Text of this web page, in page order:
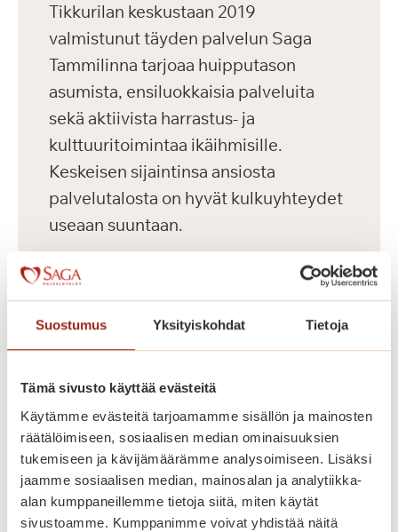
Suostumus Yksityiskohdat Tietoja
Tämä sivusto käyttää evästeitä
Käytämme evästeitä tarjoamamme sisällön ja mainosten
räätälöimiseen, sosiaalisen median ominaisuuksien
tukemiseen ja kävijämäärämme analysoimiseen. Lisäksi
jaamme sosiaalisen median, mainosalan ja analytiikka-
alan kumppaneillemme tietoja siitä, miten käytät
sivustoamme. Kumppanimme voivat yhdistää näitä
Tikkurilan keskustaan 2019
valmistunut täyden palvelun Saga
Tammilinna tarjoaa huipputason
asumista, ensiluokkaisia palveluita
sekä aktiivista harrastus- ja
kulttuuritoimintaa ikäihmisille.
Keskeisen sijaintinsa ansiosta
palvelutalosta on hyvät kulkuyhteydet
useaan suuntaan.
Saga Tammilinnassa on yhteensä 129
vuokrattavaa senioriasuntoa, yksiöitä
ja kaksioita kooltaan 36-56 m2
hyvin varustellut senioriasunnot on
toteutettu yksityisten Saga-
palvelutalojen korkeiden
laatukriteerien mukaisesti. Meillä asut
omassa kodissasi, jonka voit sisustaa
mieleiseksesi. Kaikissa asunnoissa on